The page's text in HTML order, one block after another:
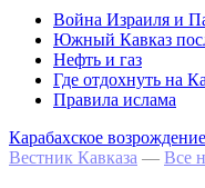
Война Израиля и
Южный Кавказ
Нефть и газ
Где отдохнуть на
Правила ислама
Карабахское возрождение
Вестник Кавказа — Все